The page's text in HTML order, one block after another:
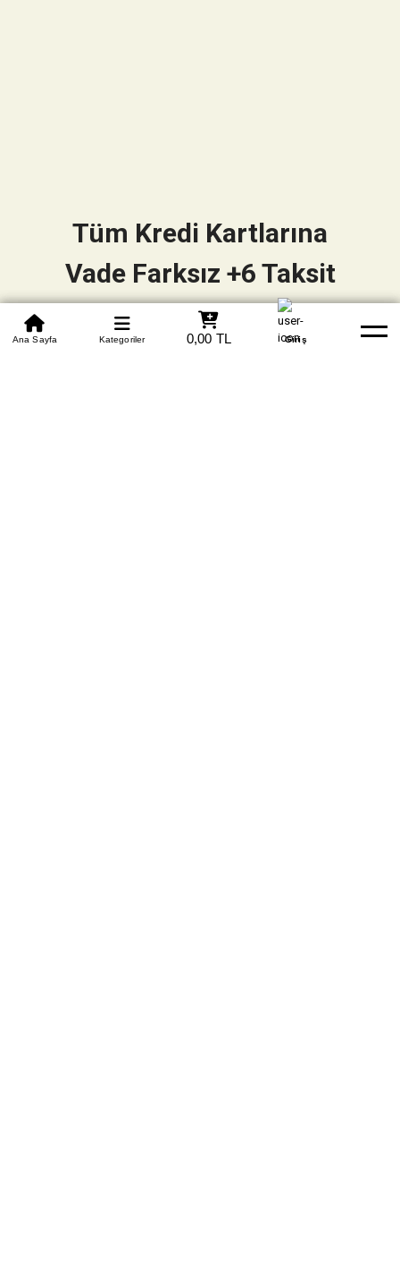
0850 305 09 70
Beden Tablosu Banka Hesapları Whatsapp Yardım
Ana Sayfa Kategoriler 0,00 TL Giriş
Tüm Kredi Kartlarına
Vade Farksız +6 Taksit